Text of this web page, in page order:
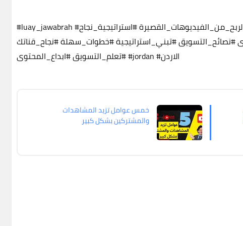
#luay_jawabrah #استراتيجية_نجاح
#نصائح_التسويق#تبني_استراتيجية#خطوات_سهلة#نجاح_قناتك
#تعلم_التسويق#ابداع_المحتوى #jordan #الاردن
خمس عوامل تزيد المشاهدات
والمشتركين بشكل كبير